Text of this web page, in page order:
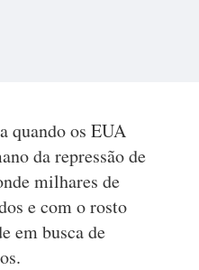
quando os EUA
da repressão de
milhares de
e com o rosto
em busca de